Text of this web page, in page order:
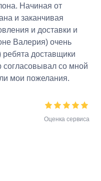
Начиная от
и заканчивая
и доставки и
Валерия) очень
ребята доставщики
согласовывал со мной
мои пожелания.
Оценка сервиса